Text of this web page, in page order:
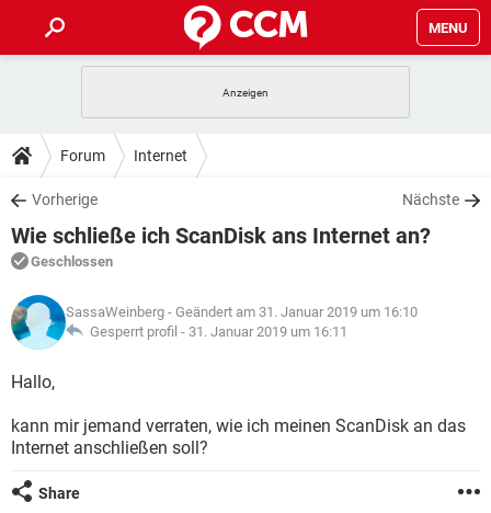
MENU
ANDROID
WINDOWS 10
WHATSAPP TIKTOK
FACEBOOK
TIPPS & TRICKS
SPIELE
WINDOWS 10
WHATSAPP
FACEBOOK HARDWARE
DOWNLOADS
SPIELE STREAMING
ANDROID
WINDOWS 10 INSTAGRAM
WHATSAPP
FACEBOOK
FORUM
SPIELE
ANDROID IOS
FACEBOOK
LEXIKON
SPIELE
ANDROID
WINDOWS 10 INSTAGRAM
FACEBOOK
Forum Internet
Vorherige Nächste
Wie schließe ich ScanDisk ans Internet an?
Geschlossen
SassaWeinberg - Geändert am 31. Januar 2019 um 16:10
Gesperrt profil - 31. Januar 2019 um 16:11
Hallo,
kann mir jemand verraten, wie ich meinen ScanDisk an das
Internet anschließen soll?
Share